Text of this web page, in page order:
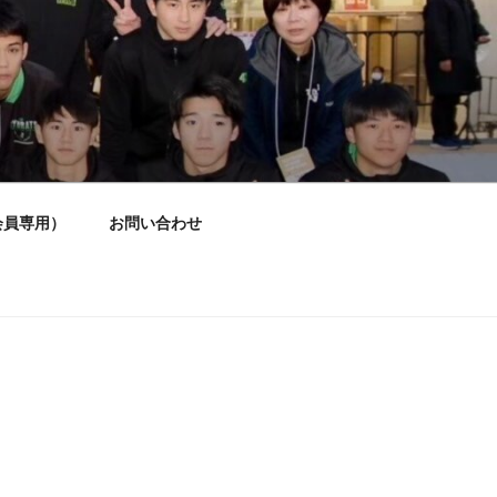
専用） お問い合わせ